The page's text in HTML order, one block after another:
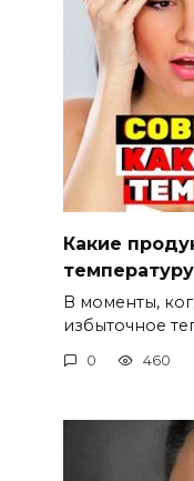
Какие
температуру
В моменты,
избыточное
0 460